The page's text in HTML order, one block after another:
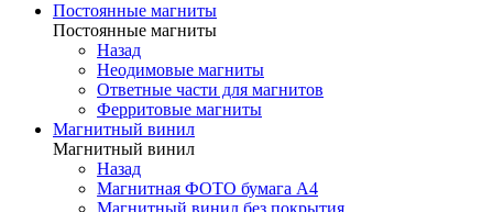
Постоянные магниты
Постоянные магниты
Назад
Неодимовые магниты
Ответные части для магнитов
Ферритовые магниты
Магнитный винил
Магнитный винил
Назад
Магнитная ФОТО бумага А4
Магнитный винил без покрытия